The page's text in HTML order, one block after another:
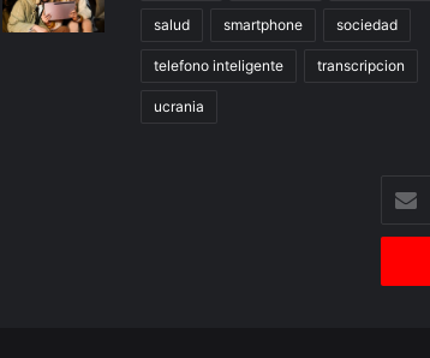
salud smartphone sociedad
telefono inteligente transcripcion
ucrania
correo